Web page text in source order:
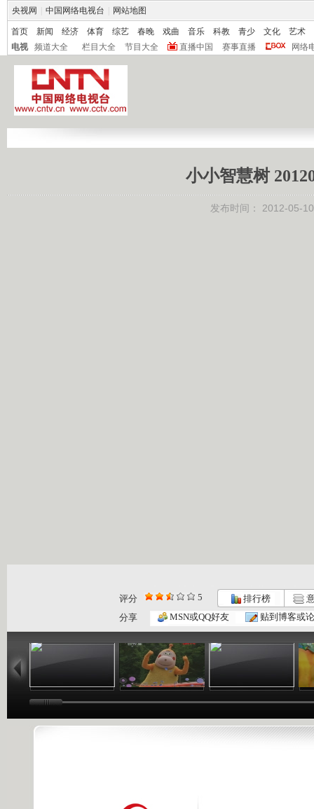
央视网 中国网络电视台 网站地图
首页 新闻 经济 体育 综艺 春晚 戏曲 音乐 科教 青少 文化
艺术
电视
频道大全 栏目大全 节目大全 直播中国 赛事直播 网络
小小智慧树
发布时间： 2012-05-
评分 5 排行榜
分享
MSN或QQ好友 贴到博客或
01:02
小小智慧树...
03:24
小小智慧树...
01:26